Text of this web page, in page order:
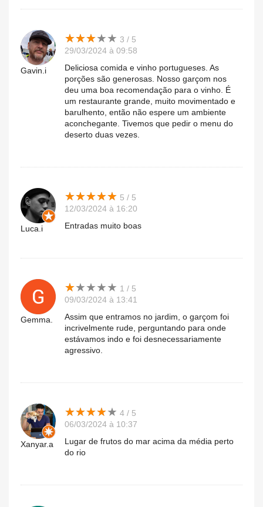
Gavin.i
★★★★★
★★★★★ 3 / 5
29/03/2024 à 09:58
Deliciosa comida e vinho portugueses. As
porções são generosas. Nosso garçom nos
deu uma boa recomendação para o vinho. É
um restaurante grande, muito movimentado e
barulhento, então não espere um ambiente
aconchegante. Tivemos que pedir o menu do
deserto duas vezes.
Luca.i
★★★★★
★★★★★ 5 / 5
12/03/2024 à 16:20
Entradas muito boas
Gemma.
★★★★★
★★★★★ 1 / 5
09/03/2024 à 13:41
Assim que entramos no jardim, o garçom foi
incrivelmente rude, perguntando para onde
estávamos indo e foi desnecessariamente
agressivo.
Xanyar.a
★★★★★
★★★★★ 4 / 5
06/03/2024 à 10:37
Lugar de frutos do mar acima da média perto
do rio